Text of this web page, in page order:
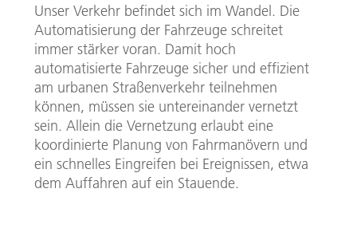
Unser Verkehr befindet sich im Wandel. Die
Automatisierung der Fahrzeuge schreitet
immer stärker voran. Damit hoch
automatisierte Fahrzeuge sicher und effizient
am urbanen Straßenverkehr teilnehmen
können, müssen sie untereinander vernetzt
sein. Allein die Vernetzung erlaubt eine
koordinierte Planung von Fahrmanövern und
ein schnelles Eingreifen bei Ereignissen, etwa
dem Auffahren auf ein Stauende.